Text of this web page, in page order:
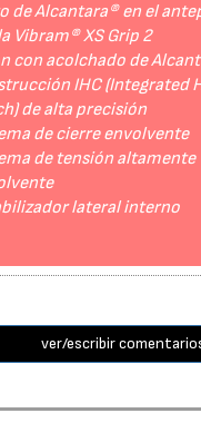
de Alcantara® en el
Vibram® XS Grip 2
con acolchado de
IHC (Integrated
de alta precisión
de cierre envolvente
de tensión altamente
lateral interno
ver/escribir